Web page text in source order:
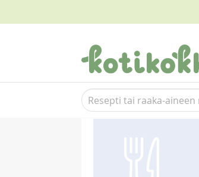
Suosittelemme myös